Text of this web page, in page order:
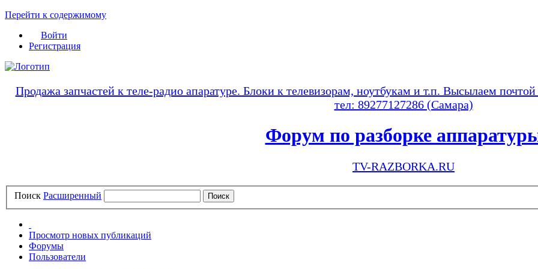
Перейти к содержимому
Войти
Регистрация
Продажа запчастей к теле-радио апаратуре. Блоки к телевизорам, ноутбукам и т.п. Высылаем
тел: 89277127286 (Самара)
Форум по разборке
TV-RAZBORKA.RU
Поиск Расширенный
Просмотр новых публикаций
Форумы
Пользователи